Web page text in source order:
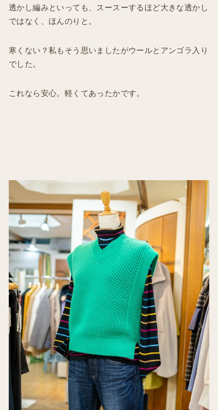
透かし編みといっても、スースーするほど大きな透かし
ではなく、ほんのりと。
寒くない？私もそう思いましたがウールとアンゴラ入り
でした。
これなら安心。軽くてあったかです。